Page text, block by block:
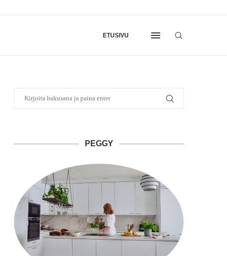
ETUSIVU
PEGGY